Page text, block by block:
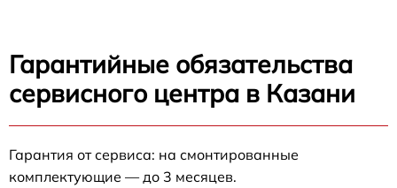
Гарантийные обязательства
сервисного центра в Казани
Гарантия от сервиса: на смонтированные
комплектующие — до 3 месяцев.